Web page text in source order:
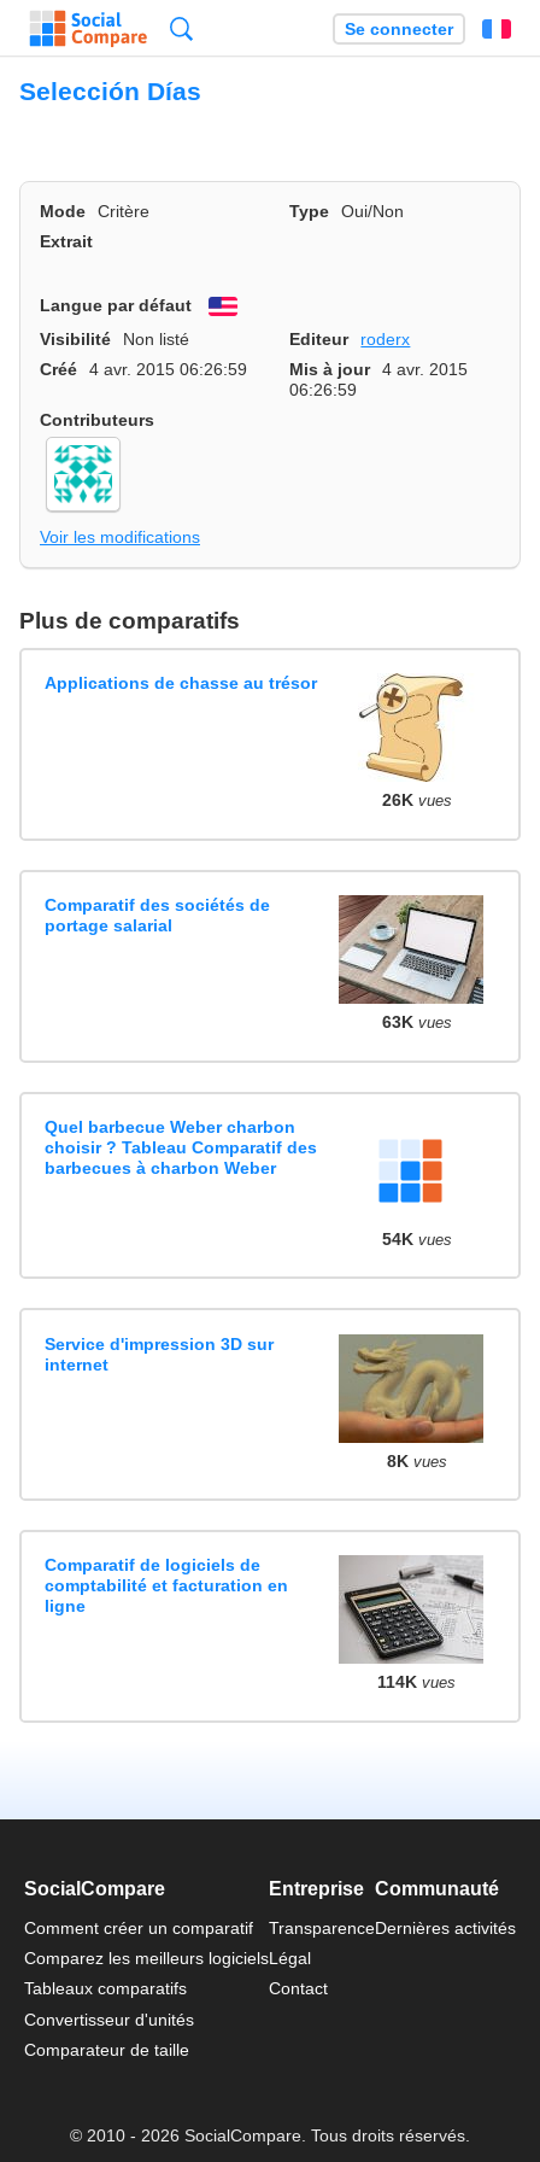
Se connecter
Selección Días
Mode Critère Type
Oui/Non
Extrait
Langue par défaut
English
Visibilité
Non listé Editeur
roderx
Créé
4 avr. 2015 06:26:59 Mis à jour
4 avr. 2015
06:26:59
Contributeurs
Voir les modifications
Plus de comparatifs
Applications de chasse au trésor
26K vues
Comparatif des sociétés de
portage salarial
63K vues
Quel barbecue Weber charbon
choisir ? Tableau Comparatif des
barbecues à charbon Weber
54K vues
Service d'impression 3D sur
internet
8K vues
Comparatif de logiciels de
comptabilité et facturation en
ligne
114K vues
SocialCompare
Comment créer un comparatif
Comparez les meilleurs logiciels
Tableaux comparatifs
Convertisseur d'unités
Comparateur de taille
Entreprise
Transparence
Légal
Contact
Communauté
Dernières activités
© 2010 - 2026 SocialCompare. Tous droits réservés.